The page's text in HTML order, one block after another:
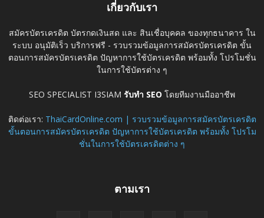
เกี่ยวกับเรา
สมัครบัตรเครดิต บัตรกดเงินสด และ สินเชื่อบุคคล ของทุกธนาคาร ใน
ระบบ อนุมัติเร็ว บริการฟรี - รวบรวมข้อมูลการสมัครบัตรเครดิต ขั้น
ตอนการสมัครบัตรเครดิต ปัญหาการใช้บัตรเครดิต พร้อมทั้ง โปรโมชั่น
ในการใช้บัตรต่าง ๆ
SEO SPECIALIST I3SIAM รับทำ SEO โดยทีมงานมืออาชีพ
ติดต่อเรา: ThaiCardOnline.com | รวบรวมข้อมูลการสมัครบัตรเครดิต
ขั้นตอนการสมัครบัตรเครดิต ปัญหาการใช้บัตรเครดิต พร้อมทั้ง โปรโม
ชั่นในการใช้บัตรเครดิตต่าง ๆ
ตามเรา